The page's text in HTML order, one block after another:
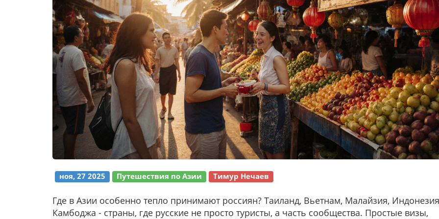
ноя, 27 2025 Путешествия по Азии Тимур Нечаев
Где в Азии особенно тепло принимают россиян? Таиланд, Вьетнам, Малайзия,
Камбоджа - страны, где русские не просто туристы, а часть сообщества. Простые визы,